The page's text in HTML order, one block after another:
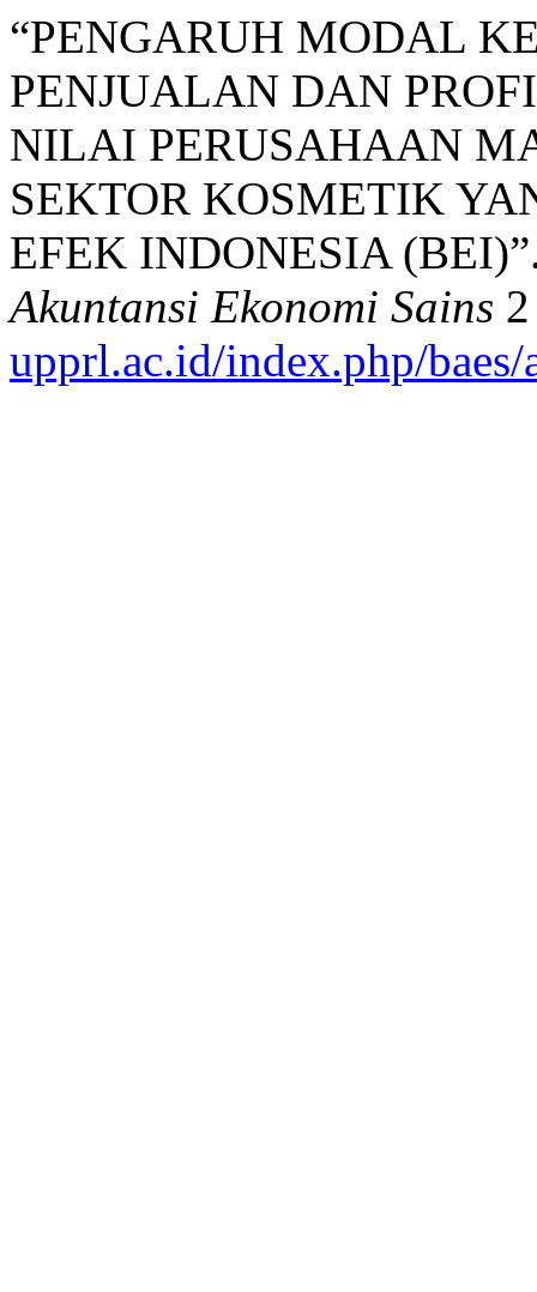
“PENGARUH MODAL
PENJUALAN DAN
NILAI PERUSAHAAN
SEKTOR KOSMETIK
EFEK INDONESIA
Akuntansi Ekonomi Sains
upprl.ac.id/index.php/